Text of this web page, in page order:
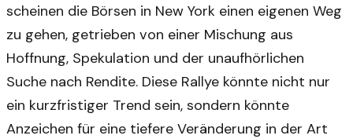
scheinen die Börsen in New York einen eigenen Weg
zu gehen, getrieben von einer Mischung aus
Hoffnung, Spekulation und der unaufhörlichen
Suche nach Rendite. Diese Rallye könnte nicht nur
ein kurzfristiger Trend sein, sondern könnte
Anzeichen für eine tiefere Veränderung in der Art